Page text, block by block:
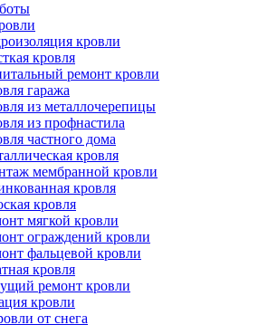
кровли
кровля
ремонт кровли
гаража
из металлочерепицы
из профнастила
частного дома
кровля
мембранной кровли
кровля
кровля
мягкой кровли
ограждений кровли
фальцевой кровли
кровля
ремонт кровли
кровли
от снега